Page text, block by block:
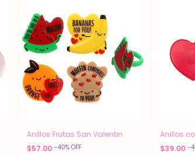
Anillos Frutas San Valentin
$57.00 -40% OFF
Anillos
$39.00 -